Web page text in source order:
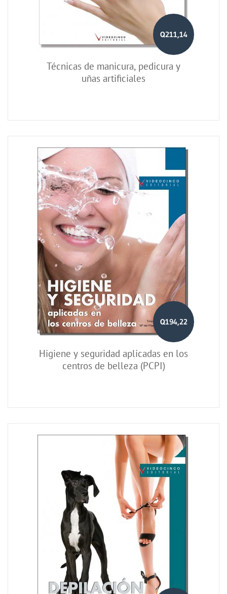
Q211,14
Técnicas de manicura, pedicura y
uñas artificiales
Q194,22
Higiene y seguridad aplicadas en los
centros de belleza (PCPI)